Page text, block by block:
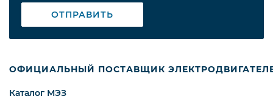
ОТПРАВИТЬ
ОФИЦИАЛЬНЫЙ ПОСТАВЩИК
Каталог МЭЗ